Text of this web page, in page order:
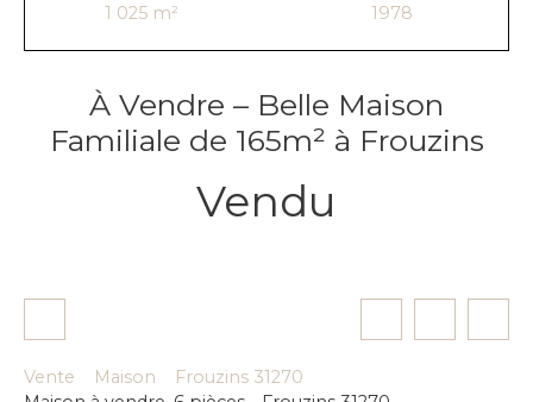
1 025 m²
1978
À Vendre – Belle Maison
Familiale de 165m² à Frouzins
Vendu
Vente Maison
Frouzins 31270